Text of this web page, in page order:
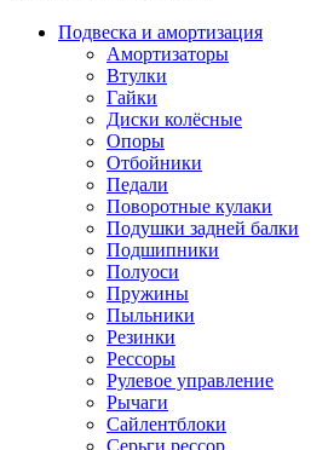
Подвеска и амортизация
Амортизаторы
Втулки
Гайки
Диски колёсные
Опоры
Отбойники
Педали
Поворотные кулаки
Подушки задней балки
Подшипники
Полуоси
Пружины
Пыльники
Резинки
Рессоры
Рулевое управление
Рычаги
Сайлентблоки